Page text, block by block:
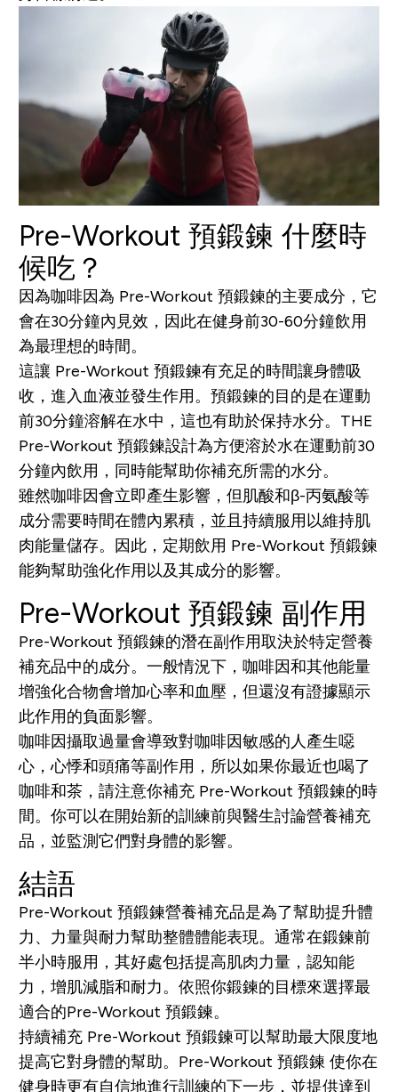
Pre-Workout 預鍛鍊 什麼時
候吃？
因為咖啡因為 Pre-Workout 預鍛鍊的主要成分，它
會在30分鐘內見效，因此在健身前30-60分鐘飲用
為最理想的時間。
這讓 Pre-Workout 預鍛鍊有充足的時間讓身體吸
收，進入血液並發生作用。預鍛鍊的目的是在運動
前30分鐘溶解在水中，這也有助於保持水分。THE
Pre-Workout 預鍛鍊設計為方便溶於水在運動前30
分鐘內飲用，同時能幫助你補充所需的水分。
雖然咖啡因會立即產生影響，但肌酸和β-丙氨酸等
成分需要時間在體內累積，並且持續服用以維持肌
肉能量儲存。因此，定期飲用 Pre-Workout 預鍛鍊
能夠幫助強化作用以及其成分的影響。
Pre-Workout 預鍛鍊 副作用
Pre-Workout 預鍛鍊的潛在副作用取決於特定營養
補充品中的成分。一般情況下，咖啡因和其他能量
增強化合物會增加心率和血壓，但還沒有證據顯示
此作用的負面影響。
咖啡因攝取過量會導致對咖啡因敏感的人產生噁
心，心悸和頭痛等副作用，所以如果你最近也喝了
咖啡和茶，請注意你補充 Pre-Workout 預鍛鍊的時
間。你可以在開始新的訓練前與醫生討論營養補充
品，並監測它們對身體的影響。
結語
Pre-Workout 預鍛鍊營養補充品是為了幫助提升體
力、力量與耐力幫助整體體能表現。通常在鍛鍊前
半小時服用，其好處包括提高肌肉力量，認知能
力，增肌減脂和耐力。依照你鍛鍊的目標來選擇最
適合的Pre-Workout 預鍛鍊。
持續補充 Pre-Workout 預鍛鍊可以幫助最大限度地
提高它對身體的幫助。Pre-Workout 預鍛鍊 使你在
健身時更有自信地進行訓練的下一步，並提供達到